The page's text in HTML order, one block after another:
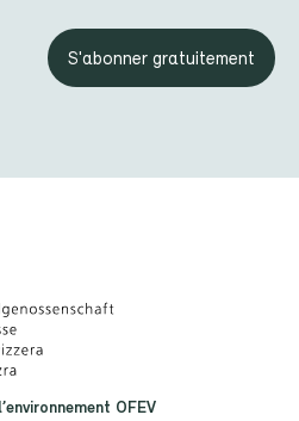
S'abonner gratuitement
OFEV